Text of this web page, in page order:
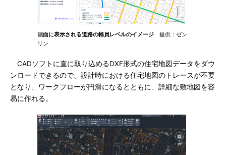
画面に表示される道路の幅員レベルのイメージ 提供：ゼン
リン
CADソフトに直に取り込めるDXF形式の住宅地図データをダウ
ンロードできるので、設計時における住宅地図のトレースが不要
となり、ワークフローが円滑になるとともに、詳細な敷地図を容
易に作れる。